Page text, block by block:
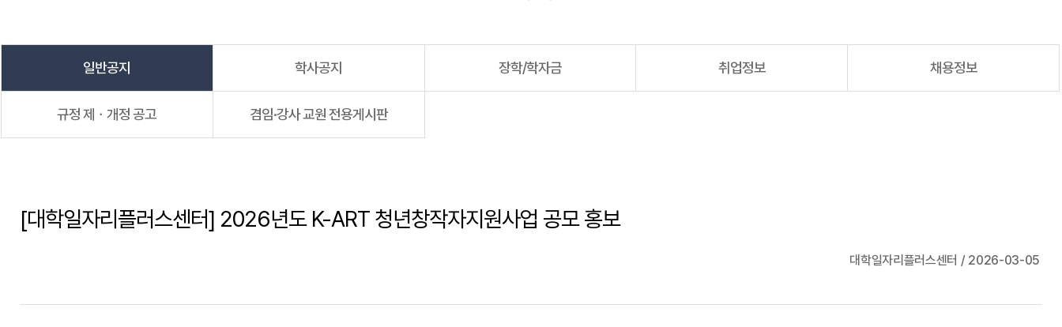
일반공지 학사공지 장학/학자금 취업정보 채용정보
규정 제ㆍ개정 공고 겸임·강사 교원 전용게시판
[대학일자리플러스센터] 2026년도 K-ART 청년창작자지원사업 공모 홍보
대학일자리플러스센터 / 2026-03-05